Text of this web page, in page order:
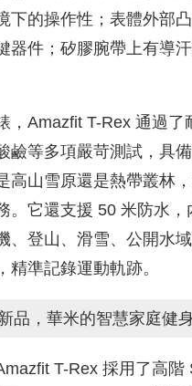
下的操作性；表體外部
器件；矽膠腕帶上有導
，Amazfit T-Rex 通過了
鹼等多項嚴苛測試，具
高山雪原還是熱帶叢林
。它還支援 50 米防水，
、登山、滑雪、公開水
精準記錄運動軌跡。
T-Rex 採用了高階